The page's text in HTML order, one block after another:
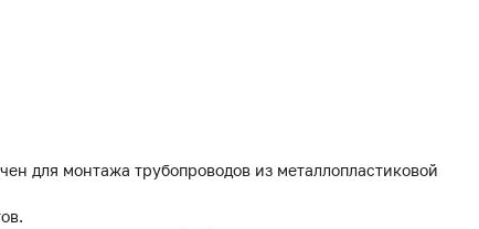
для монтажа трубопроводов из металлопластиковой